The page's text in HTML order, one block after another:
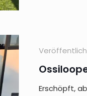
Erschöpft,